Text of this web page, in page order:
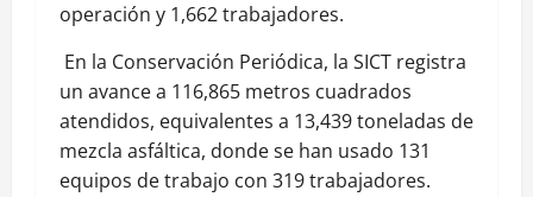
operación y 1,662 trabajadores.
En la Conservación Periódica, la SICT registra
un avance a 116,865 metros cuadrados
atendidos, equivalentes a 13,439 toneladas de
mezcla asfáltica, donde se han usado 131
equipos de trabajo con 319 trabajadores.